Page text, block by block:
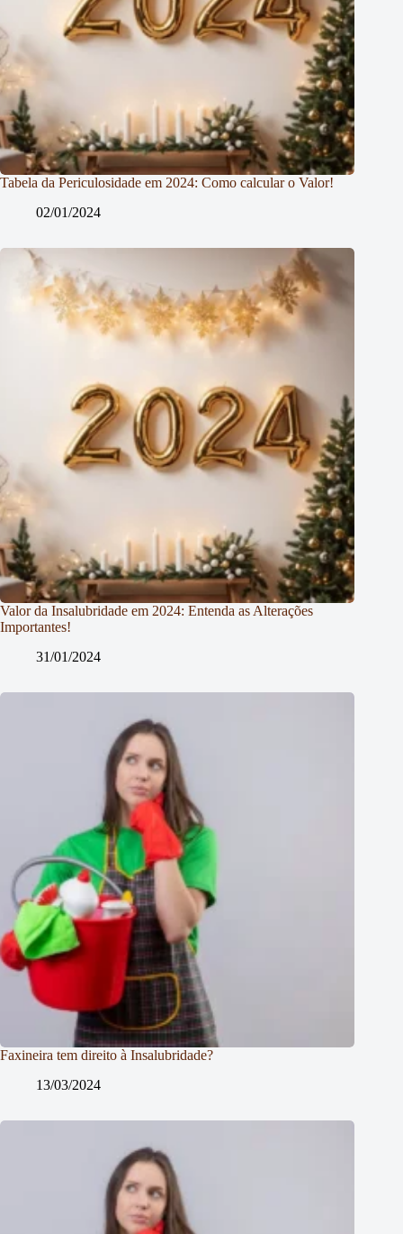
Tabela da Periculosidade em 2024: Como calcular o Valor!
02/01/2024
Valor da Insalubridade em 2024: Entenda as Alterações
Importantes!
31/01/2024
Faxineira tem direito à Insalubridade?
13/03/2024